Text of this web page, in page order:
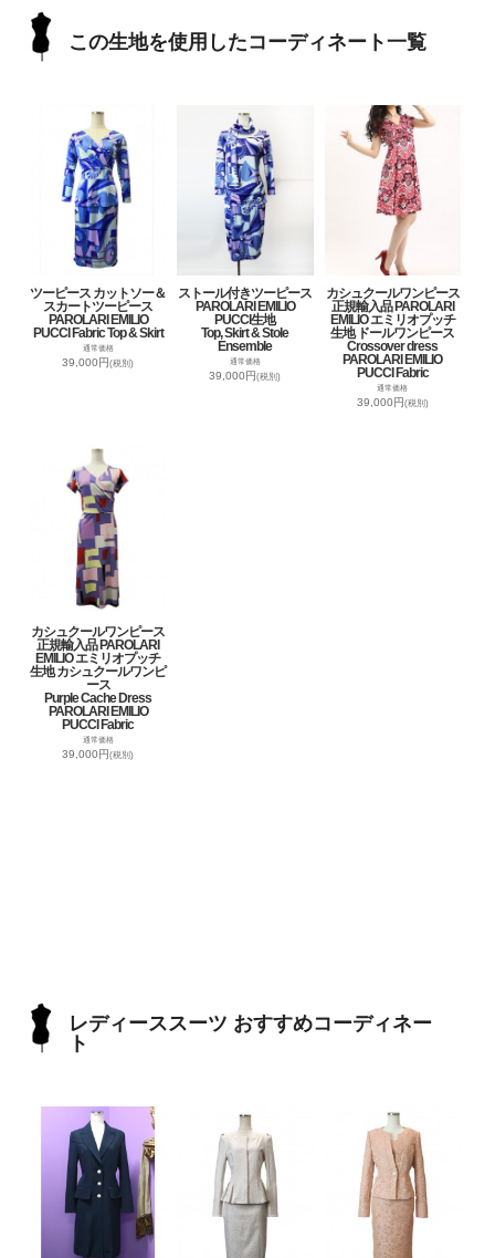
この生地を使用したコーディネート一覧
ツーピース カットソー＆
スカートツーピース
PAROLARI EMILIO
PUCCI Fabric Top & Skirt
通常価格
39,000円(税別)
ストール付きツーピース
PAROLARI EMILIO
PUCCI生地
Top, Skirt & Stole
Ensemble
通常価格
39,000円(税別)
カシュクールワンピース
正規輸入品 PAROLARI
EMILIO エミリオプッチ
生地 ドールワンピース
Crossover dress
PAROLARI EMILIO
PUCCI Fabric
通常価格
39,000円(税別)
カシュクールワンピース
正規輸入品 PAROLARI
EMILIO エミリオプッチ
生地 カシュクールワンピ
ース
Purple Cache Dress
PAROLARI EMILIO
PUCCI Fabric
通常価格
39,000円(税別)
レディーススーツ おすすめコーディネー
ト